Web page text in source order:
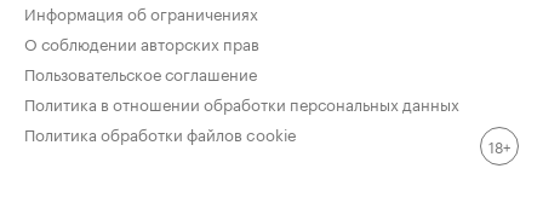
Информация об ограничениях
О соблюдении авторских прав
Пользовательское соглашение
Политика в отношении обработки персональных данных
Политика обработки файлов cookie
18+